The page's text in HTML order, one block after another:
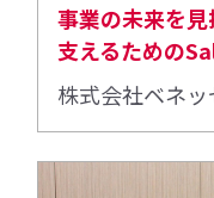
事業の未来を
支えるための
株式会社ベネ